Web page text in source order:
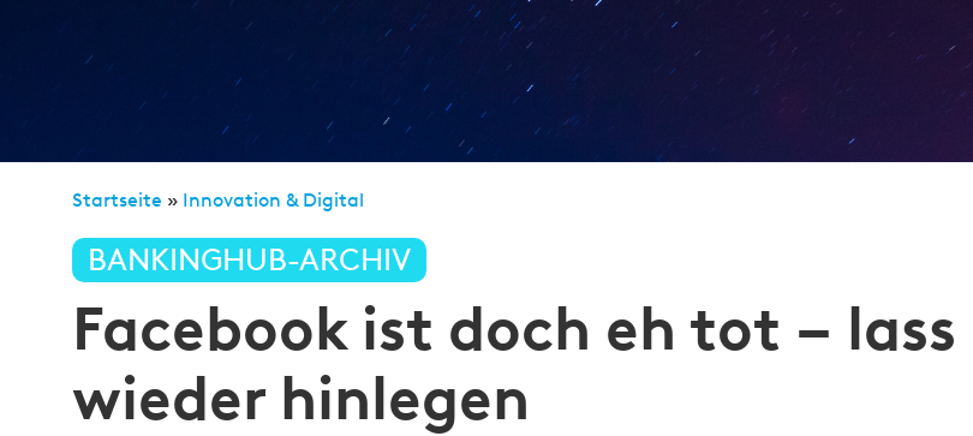
Startseite » Innovation & Digital
BANKINGHUB-ARCHIV
Facebook ist doch eh tot – lass
wieder hinlegen